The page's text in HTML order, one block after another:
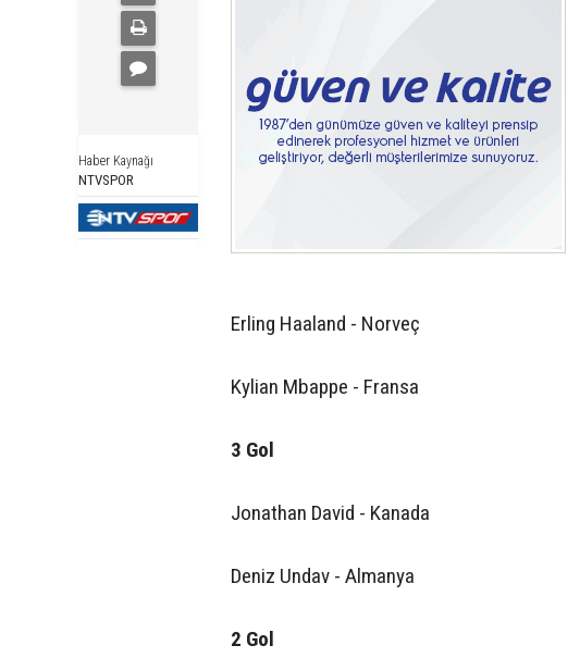
Haber Kaynağı
NTVSPOR
Erling Haaland - Norveç
Kylian Mbappe - Fransa
3 Gol
Jonathan David - Kanada
Deniz Undav - Almanya
2 Gol